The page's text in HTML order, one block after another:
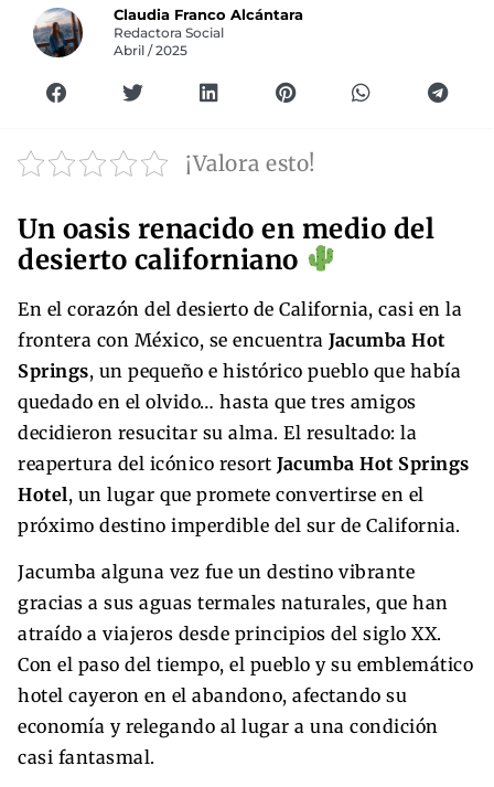
Claudia Franco Alcántara
Redactora Social
Abril / 2025
¡Valora esto!
Un oasis renacido en medio del
desierto californiano
En el corazón del desierto de California, casi en la
frontera con México, se encuentra Jacumba Hot
Springs, un pequeño e histórico pueblo que había
quedado en el olvido… hasta que tres amigos
decidieron resucitar su alma. El resultado: la
reapertura del icónico resort Jacumba Hot Springs
Hotel, un lugar que promete convertirse en el
próximo destino imperdible del sur de California.
Jacumba alguna vez fue un destino vibrante
gracias a sus aguas termales naturales, que han
atraído a viajeros desde principios del siglo XX.
Con el paso del tiempo, el pueblo y su emblemático
hotel cayeron en el abandono, afectando su
economía y relegando al lugar a una condición
casi fantasmal.